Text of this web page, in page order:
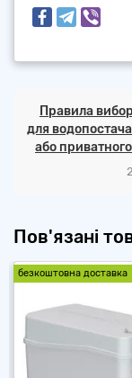
Правила
для
або
Пов'язані
безкоштовна доставка